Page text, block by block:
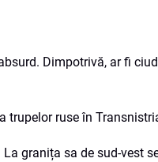
Dimpotrivă, ar fi
trupelor ruse în
La granița sa de sud-vest